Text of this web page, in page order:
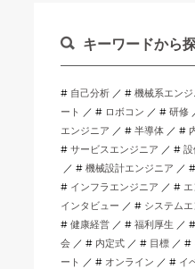
キーワードから
自己分析 機械系エンジ
ート
ロボコン 研修
エンジニア
半導体
サービスエンジニア
設
機械設計エンジニア
インフラエンジニア
インタビュー
システム
健康経営
福利厚生
会
内定式 目標
ート
オンライン イ